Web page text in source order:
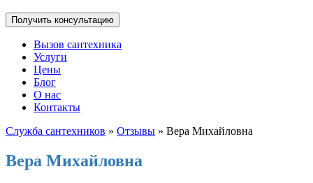
Вызов сантехника
Услуги
Цены
Блог
О нас
Контакты
Служба сантехников » Отзывы » Вера Михайловна
Вера Михайловна